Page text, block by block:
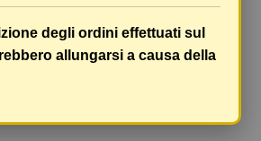
dimensioni adeguatamente
articoli son ben protetti.
degli ordini effettuati sul
allungarsi a causa della